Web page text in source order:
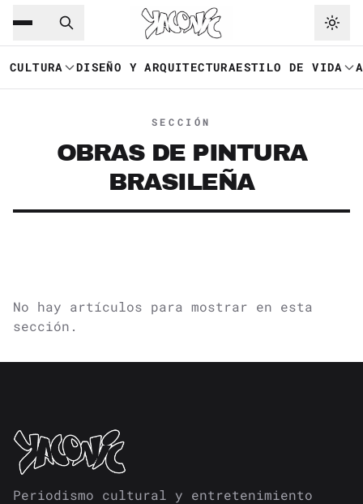
Saltar al contenido principal
CULTURA DISEÑO Y ARQUITECTURAESTILO DE VIDA
SECCIÓN
OBRAS DE PINTURA
BRASILEÑA
No hay artículos para mostrar en esta
sección.
Periodismo cultural y entretenimiento